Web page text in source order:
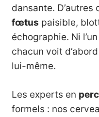
dansante.
fœtus paisible,
échographie. Ni
chacun voit
lui-même.
Les experts en
formels : nos